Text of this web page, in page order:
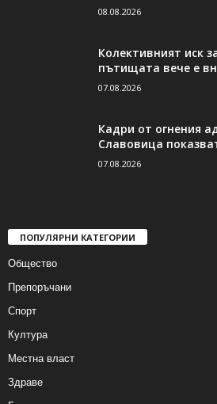
08.08.2026
Колективният иск
пътищата вече е
07.08.2026
Кадри от огнения
Славовица
07.08.2026
ПОПУЛЯРНИ КАТЕГОРИИ
Общество
Препоръчани
Спорт
Култура
Местна власт
Здраве